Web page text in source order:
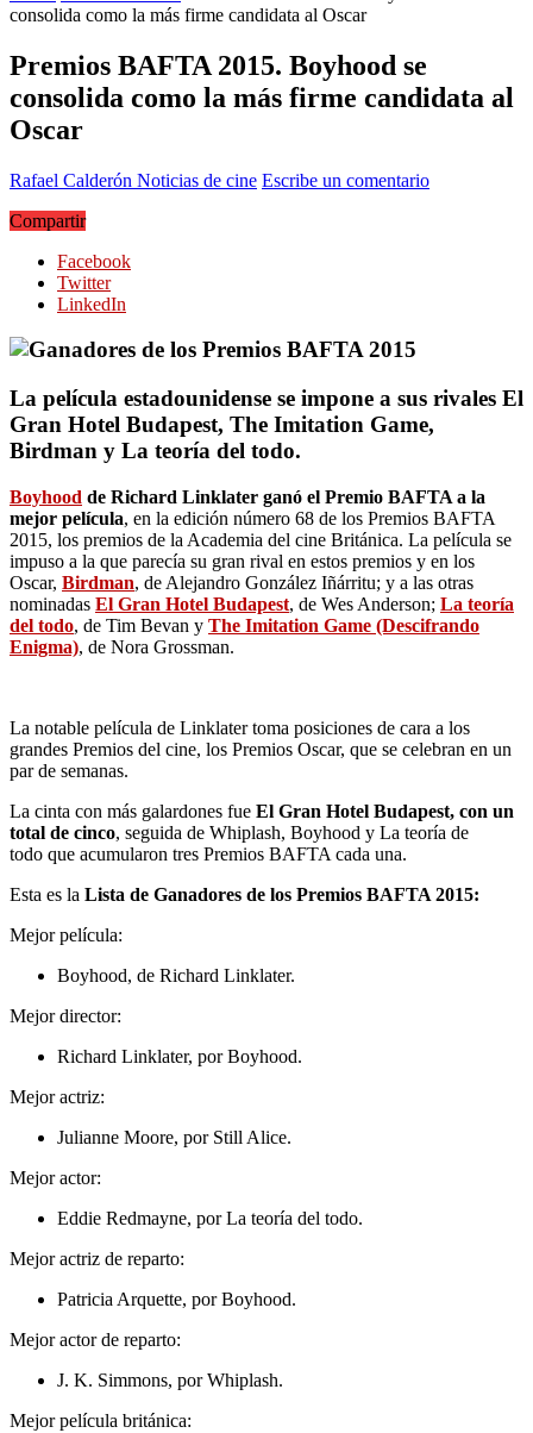
consolida como la más firme candidata al Oscar
Premios BAFTA 2015. Boyhood se
consolida como la más firme candidata al
Oscar
Rafael Calderón Noticias de cine Escribe un comentario
Compartir
Facebook
Twitter
LinkedIn
La película estadounidense se impone a sus rivales El
Gran Hotel Budapest, The Imitation Game,
Birdman y La teoría del todo.
Boyhood de Richard Linklater ganó el Premio BAFTA a la
mejor película, en la edición número 68 de los Premios BAFTA
2015, los premios de la Academia del cine Británica. La película se
impuso a la que parecía su gran rival en estos premios y en los
Oscar, Birdman, de Alejandro González Iñárritu; y a las otras
nominadas El Gran Hotel Budapest, de Wes Anderson; La teoría
del todo, de Tim Bevan y The Imitation Game (Descifrando
Enigma), de Nora Grossman.
La notable película de Linklater toma posiciones de cara a los
grandes Premios del cine, los Premios Oscar, que se celebran en un
par de semanas.
La cinta con más galardones fue El Gran Hotel Budapest, con un
total de cinco, seguida de Whiplash, Boyhood y La teoría de
todo que acumularon tres Premios BAFTA cada una.
Esta es la Lista de Ganadores de los Premios BAFTA 2015:
Mejor película:
Boyhood, de Richard Linklater.
Mejor director:
Richard Linklater, por Boyhood.
Mejor actriz:
Julianne Moore, por Still Alice.
Mejor actor:
Eddie Redmayne, por La teoría del todo.
Mejor actriz de reparto:
Patricia Arquette, por Boyhood.
Mejor actor de reparto:
J. K. Simmons, por Whiplash.
Mejor película británica: